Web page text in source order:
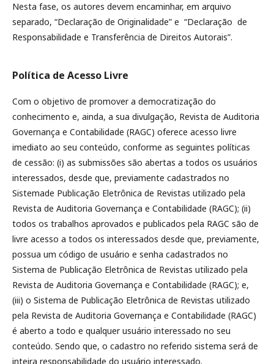
Nesta fase, os autores devem encaminhar, em arquivo
separado, “Declaração de Originalidade” e “Declaração de
Responsabilidade e Transferência de Direitos Autorais”.
Política de Acesso Livre
Com o objetivo de promover a democratização do
conhecimento e, ainda, a sua divulgação, Revista de Auditoria
Governança e Contabilidade (RAGC) oferece acesso livre
imediato ao seu conteúdo, conforme as seguintes políticas
de cessão: (i) as submissões são abertas a todos os usuários
interessados, desde que, previamente cadastrados no
Sistemade Publicação Eletrônica de Revistas utilizado pela
Revista de Auditoria Governança e Contabilidade (RAGC); (ii)
todos os trabalhos aprovados e publicados pela RAGC são de
livre acesso a todos os interessados desde que, previamente,
possua um código de usuário e senha cadastrados no
Sistema de Publicação Eletrônica de Revistas utilizado pela
Revista de Auditoria Governança e Contabilidade (RAGC); e,
(iii) o Sistema de Publicação Eletrônica de Revistas utilizado
pela Revista de Auditoria Governança e Contabilidade (RAGC)
é aberto a todo e qualquer usuário interessado no seu
conteúdo. Sendo que, o cadastro no referido sistema será de
inteira responsabilidade do usuário interessado.